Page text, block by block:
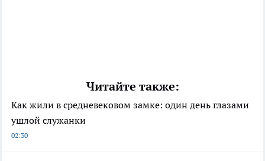
Читайте также:
Как жили в средневековом замке: один день глазами
ушлой служанки
02:30